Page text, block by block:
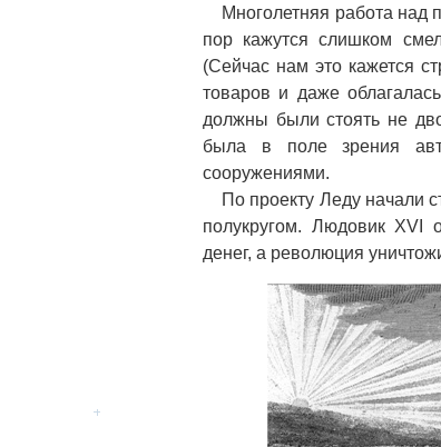
Многолетняя работа над
пор кажутся слишком
(Сейчас нам это кажется
товаров и даже
должны были стоять не
была в поле зрения
сооружениями.
По проекту Леду начали
полукругом. Людовик XVI
денег, а революция